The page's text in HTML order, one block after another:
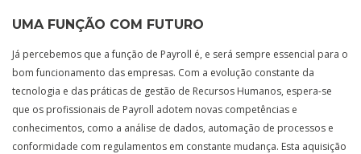
UMA FUNÇÃO COM FUTURO
Já percebemos que a função de Payroll é, e será sempre essencial para o
bom funcionamento das empresas. Com a evolução constante da
tecnologia e das práticas de gestão de Recursos Humanos, espera-se
que os profissionais de Payroll adotem novas competências e
conhecimentos, como a análise de dados, automação de processos e
conformidade com regulamentos em constante mudança. Esta aquisição